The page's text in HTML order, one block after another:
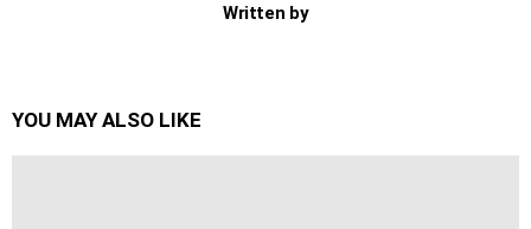
Written by
YOU MAY ALSO LIKE